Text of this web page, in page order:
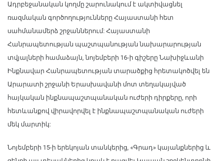
Ադրբեջանական կողմը շարունակում է ակտիվացնել
ռազմական գործողությունները Հայաստանի հետ
սահմանամերձ շրջաններում: Հայաստանի
Հանրապետության պաշտպանության նախարարության
տվյալների համաձայն, նոյեմբերի 16-ի գիշերը Նախիջևանի
Ինքնավար Հանրապետության տարածքից հրետակոծվել են
Արարատի շրջանի Երասխավանի մոտ տեղակայված
հայկական ինքնապաշտպանական ուժերի դիրքերը, որի
հետևանքով վիրավորվել է ինքնապաշտպանական ուժերի
մեկ մարտիկ:
Նոյեմբերի 15-ի երեկոյան տանկերից, «Գրադ» կայանքներից և